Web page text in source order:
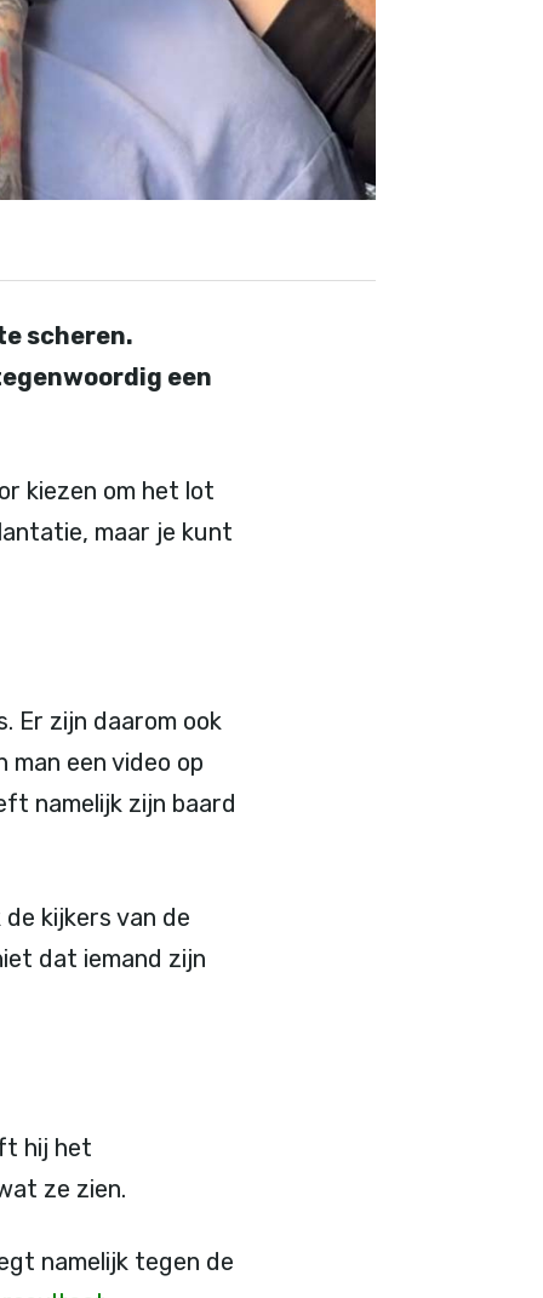
scheren.
een
kiezen om het lot
maar je kunt
Er zijn daarom ook
een video op
namelijk zijn baard
kijkers van de
dat iemand zijn
hij het
ze zien.
namelijk tegen de